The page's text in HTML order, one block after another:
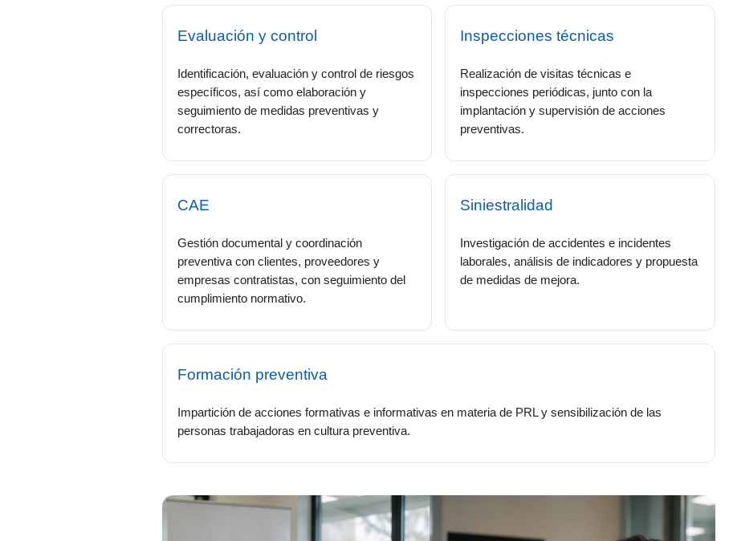
Evaluación y control
Identificación, evaluación y control de riesgos
específicos, así como elaboración y
seguimiento de medidas preventivas y
correctoras.
Inspecciones técnicas
Realización de visitas técnicas e
inspecciones periódicas, junto con la
implantación y supervisión de acciones
preventivas.
CAE
Gestión documental y coordinación
preventiva con clientes, proveedores y
empresas contratistas, con seguimiento del
cumplimiento normativo.
Siniestralidad
Investigación de accidentes e incidentes
laborales, análisis de indicadores y propuesta
de medidas de mejora.
Formación preventiva
Impartición de acciones formativas e informativas en materia de PRL y sensibilización de las
personas trabajadoras en cultura preventiva.